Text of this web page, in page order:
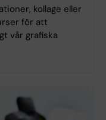
kollage eller
för att
vår grafiska